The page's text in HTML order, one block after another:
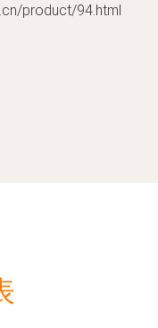
product/94.html